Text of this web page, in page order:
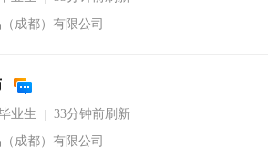
成都）有限公司
业生
33分钟前刷新
成都）有限公司